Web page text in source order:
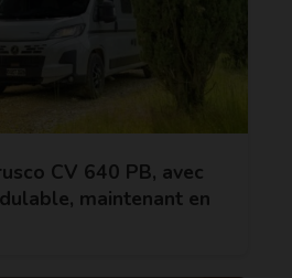
CV 640 PB, avec
maintenant en